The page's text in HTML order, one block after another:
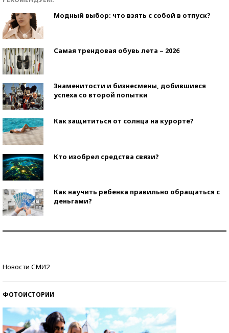
Модный выбор: что взять с собой в отпуск?
Самая трендовая обувь лета – 2026
Знаменитости и бизнесмены, добившиеся
успеха со второй попытки
Как защититься от солнца на курорте?
Кто изобрел средства связи?
Как научить ребенка правильно обращаться с
деньгами?
Новости СМИ2
ФОТОИСТОРИИ